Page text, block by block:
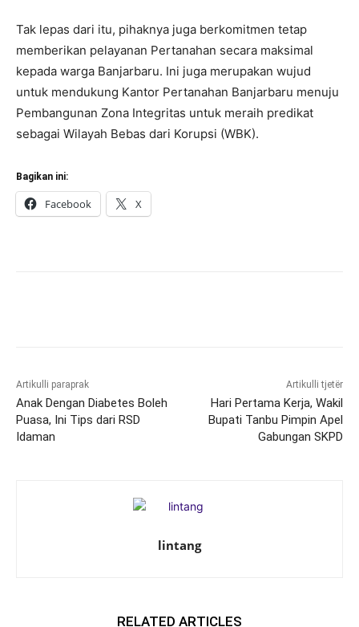
Tak lepas dari itu, pihaknya juga berkomitmen tetap
memberikan pelayanan Pertanahan secara maksimal
kepada warga Banjarbaru. Ini juga merupakan wujud
untuk mendukung Kantor Pertanahan Banjarbaru menuju
Pembangunan Zona Integritas untuk meraih predikat
sebagai Wilayah Bebas dari Korupsi (WBK).
Bagikan ini:
Facebook X
Artikulli paraprak
Anak Dengan Diabetes Boleh
Puasa, Ini Tips dari RSD
Idaman
Artikulli tjetër
Hari Pertama Kerja, Wakil
Bupati Tanbu Pimpin Apel
Gabungan SKPD
lintang
RELATED ARTICLES